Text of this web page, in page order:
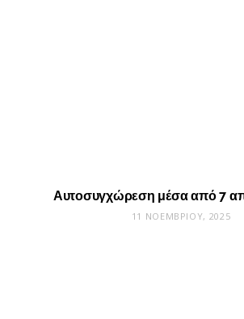
Αυτοσυγχώρεση μέσα από 7
11 ΝΟΕΜΒΡΊΟΥ, 2025